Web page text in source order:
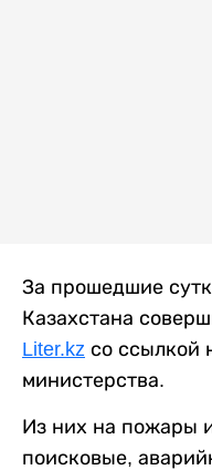
За прошедшие
Казахстана
Liter.kz со ссылкой
министерства.
Из них на пожары
поисковые,